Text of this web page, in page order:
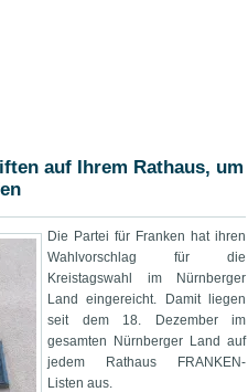
auf Ihrem Rathaus, um
Die Partei für Franken hat ihren
Wahlvorschlag für die
Kreistagswahl im Nürnberger
Land eingereicht. Damit liegen
seit dem 18. Dezember im
gesamten Nürnberger Land auf
jedem Rathaus FRANKEN-
Listen aus.